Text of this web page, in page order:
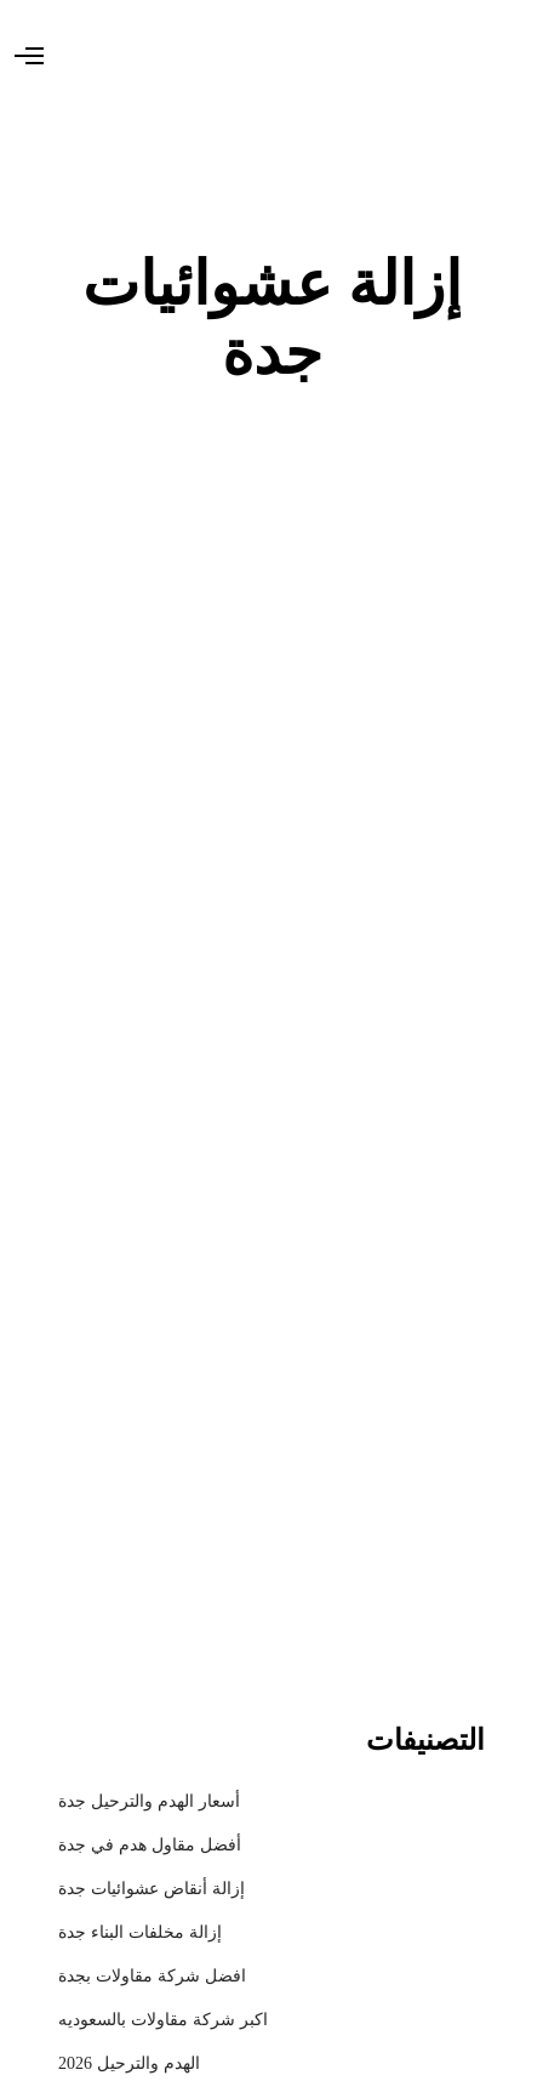
O
إزالة عشوائيات
جدة
التصنيفات
أسعار الهدم والترحيل جدة
أفضل مقاول هدم في جدة
إزالة أنقاض عشوائيات جدة
إزالة مخلفات البناء جدة
افضل شركة مقاولات بجدة
اكبر شركة مقاولات بالسعوديه
الهدم والترحيل 2026